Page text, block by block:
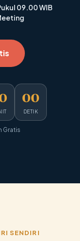
09.00 WIB
00
DETIK
Gratis
SENDIRI